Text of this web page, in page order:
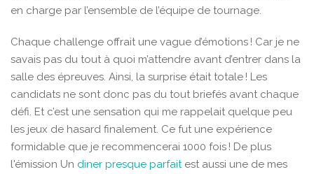
en charge par l’ensemble de l’équipe de tournage.
Chaque challenge offrait une vague d’émotions ! Car je ne
savais pas du tout à quoi m’attendre avant d’entrer dans la
salle des épreuves. Ainsi, la surprise était totale ! Les
candidats ne sont donc pas du tout briefés avant chaque
défi. Et c’est une sensation qui me rappelait quelque peu
les jeux de hasard finalement. Ce fut une expérience
formidable que je recommencerai 1000 fois ! De plus
l'émission Un diner presque parfaitest aussi une de mes